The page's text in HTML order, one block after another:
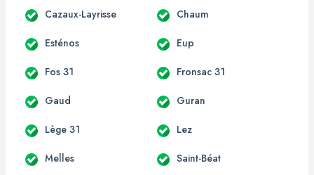
Cazaux-Layrisse Chaum
Esténos Eup
Fos 31 Fronsac 31
Gaud Guran
Lège 31 Lez
Melles Saint-Béat